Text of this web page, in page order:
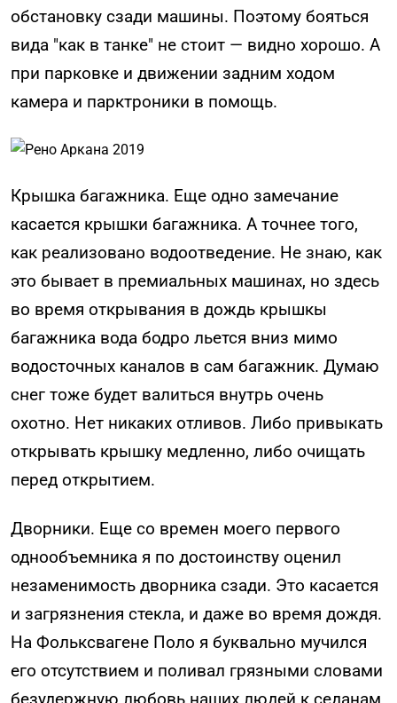
обстановку сзади машины. Поэтому бояться
вида "как в танке" не стоит — видно хорошо. А
при парковке и движении задним ходом
камера и парктроники в помощь.
Крышка багажника. Еще одно замечание
касается крышки багажника. А точнее того,
как реализовано водоотведение. Не знаю, как
это бывает в премиальных машинах, но здесь
во время открывания в дождь крышкы
багажника вода бодро льется вниз мимо
водосточных каналов в сам багажник. Думаю
снег тоже будет валиться внутрь очень
охотно. Нет никаких отливов. Либо привыкать
открывать крышку медленно, либо очищать
перед открытием.
Дворники. Еще со времен моего первого
однообъемника я по достоинству оценил
незаменимость дворника сзади. Это касается
и загрязнения стекла, и даже во время дождя.
На Фольксвагене Поло я буквально мучился
его отсутствием и поливал грязными словами
безудержную любовь наших людей к седанам,